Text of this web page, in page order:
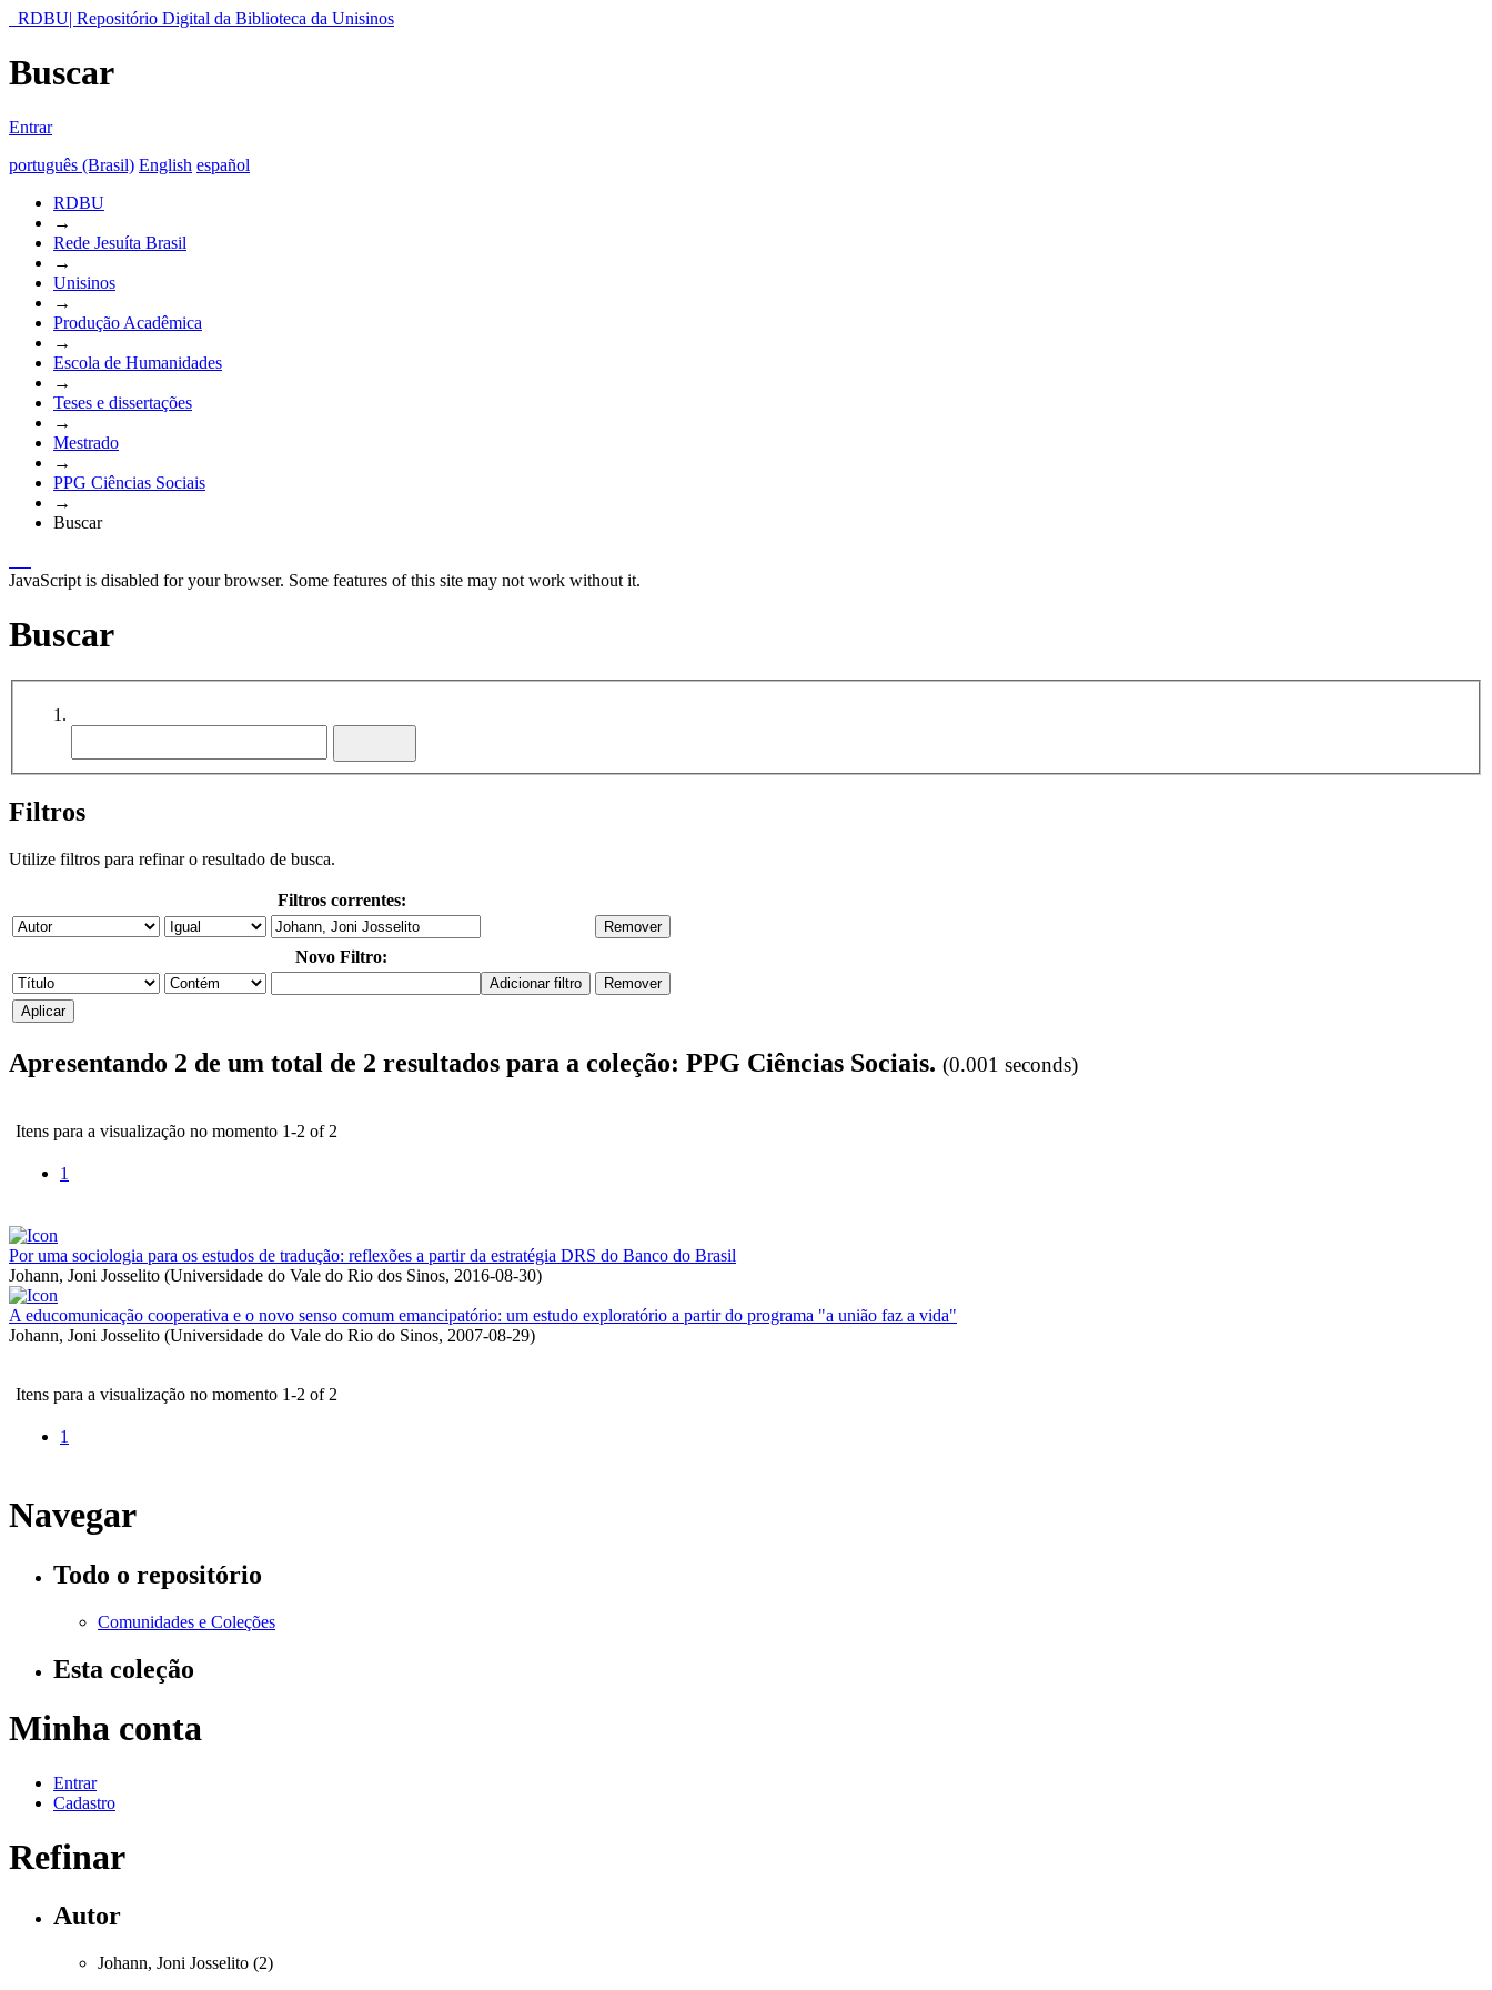
RDBU| Repositório Digital da Biblioteca da Unisinos
Buscar
Entrar
português (Brasil) English español
RDBU
→
Rede Jesuíta Brasil
→
Unisinos
→
Produção Acadêmica
→
Escola de Humanidades
→
Teses e dissertações
→
Mestrado
→
PPG Ciências Sociais
→
Buscar
JavaScript is disabled for your browser. Some features of this site may not work without it.
Buscar
Filtros
Utilize filtros para refinar o resultado de busca.
Filtros correntes:
Novo Filtro:
Apresentando 2 de um total de 2 resultados para a coleção: PPG Ciências Sociais. (0.001 seconds)
Itens para a visualização no momento 1-2 of 2
1
Por uma sociologia para os estudos de tradução: reflexões a partir da estratégia DRS do Banco do Brasil
Johann, Joni Josselito (Universidade do Vale do Rio dos Sinos, 2016-08-30)
A educomunicação cooperativa e o novo senso comum emancipatório: um estudo exploratório a partir do programa "a união faz a vida"
Johann, Joni Josselito (Universidade do Vale do Rio do Sinos, 2007-08-29)
Itens para a visualização no momento 1-2 of 2
1
Navegar
Todo o repositório
Comunidades e Coleções
Esta coleção
Minha conta
Entrar
Cadastro
Refinar
Autor
Johann, Joni Josselito (2)